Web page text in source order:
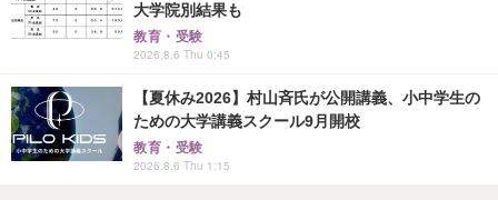
大学院別結果も
教育・受験
2026.8.6 Thu 0:45
【夏休み2026】村山斉氏が公開講義、小中学生の
ための大学講義スクール9月開校
教育・受験
2026.8.6 Thu 1:15